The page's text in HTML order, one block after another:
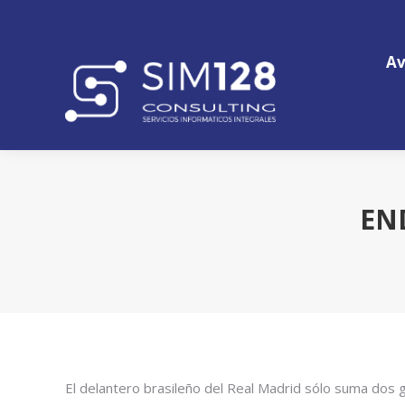
El delantero brasileño del Real Madrid sólo suma